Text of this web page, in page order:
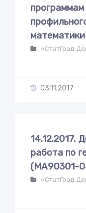
программам
«СтатГрад
03.11.2017
14.12.2017.
работа по
(МА90301-
«СтатГрад